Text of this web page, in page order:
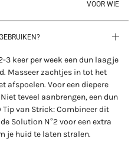
VOOR WIE
3 keer per week een dun laagje
Masseer zachtjes in tot het
afspoelen. Voor een diepere
teveel aanbrengen, een dun
van Strick: Combineer dit
Solution N°2 voor een extra
je huid te laten stralen.